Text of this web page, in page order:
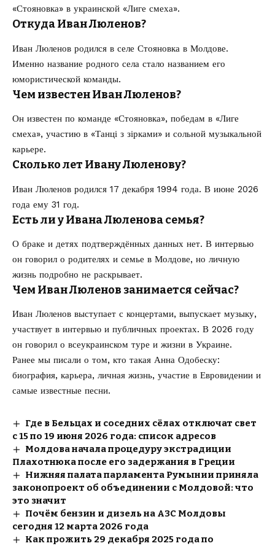
«Стояновка» в украинской «Лиге смеха».
Откуда Иван Люленов?
Иван Люленов родился в селе Стояновка в Молдове.
Именно название родного села стало названием его
юмористической команды.
Чем известен Иван Люленов?
Он известен по команде «Стояновка», победам в «Лиге
смеха», участию в «Танці з зірками» и сольной музыкальной
карьере.
Сколько лет Ивану Люленову?
Иван Люленов родился 17 декабря 1994 года. В июне 2026
года ему 31 год.
Есть ли у Ивана Люленова семья?
О браке и детях подтверждённых данных нет. В интервью
он говорил о родителях и семье в Молдове, но личную
жизнь подробно не раскрывает.
Чем Иван Люленов занимается сейчас?
Иван Люленов выступает с концертами, выпускает музыку,
участвует в интервью и публичных проектах. В 2026 году
он говорил о всеукраинском туре и жизни в Украине.
Ранее мы писали о том, кто такая Анна Одобеску:
биография, карьера, личная жизнь, участие в Евровидении и
самые известные песни.
Где в Бельцах и соседних сёлах отключат свет
с 15 по 19 июня 2026 года: список адресов
Молдова начала процедуру экстрадиции
Плахотнюка после его задержания в Греции
Нижняя палата парламента Румынии приняла
законопроект об объединении с Молдовой: что
это значит
Почём бензин и дизель на АЗС Молдовы
сегодня 12 марта 2026 года
Как прожить 29 декабря 2025 года по